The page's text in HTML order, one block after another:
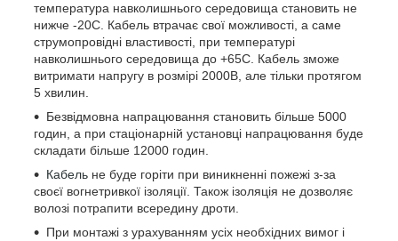
температура навколишнього середовища становить не
нижче -20С. Кабель втрачає свої можливості, а саме
струмопровідні властивості, при температурі
навколишнього середовища до +65С. Кабель зможе
витримати напругу в розмірі 2000В, але тільки протягом
5 хвилин.
Безвідмовна напрацювання становить більше 5000
годин, а при стаціонарній установці напрацювання буде
складати більше 12000 годин.
Кабель не буде горіти при виникненні пожежі з-за
своєї вогнетривкої ізоляції. Також ізоляція не дозволяє
волозі потрапити всередину дроти.
При монтажі з урахуванням усіх необхідних вимог і